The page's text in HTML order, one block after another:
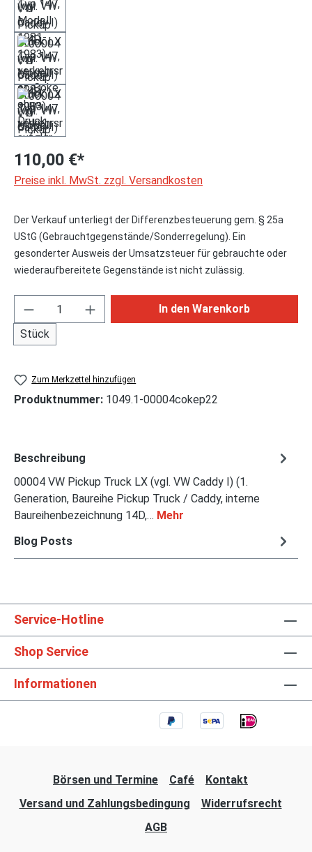
110,00 €*
Preise inkl. MwSt. zzgl. Versandkosten
Der Verkauf unterliegt der Differenzbesteuerung gem. § 25a
UStG (Gebrauchtgegenstände/Sonderregelung). Ein
gesonderter Ausweis der Umsatzsteuer für gebrauchte oder
wiederaufbereitete Gegenstände ist nicht zulässig.
Produkt Anzahl: Gib den gewünschten
Stück
In den Warenkorb
Zum Merkzettel hinzufügen
Produktnummer: 1049.1-00004cokep22
Beschreibung
00004 VW Pickup Truck LX (vgl. VW Caddy I) (1.
Generation, Baureihe Pickup Truck / Caddy, interne
Baureihenbezeichnung 14D,… Mehr
Blog Posts
Service-Hotline
Shop Service
Informationen
Börsen und Termine Café
Kontakt
Versand und Zahlungsbedingung
Widerrufsrecht
AGB